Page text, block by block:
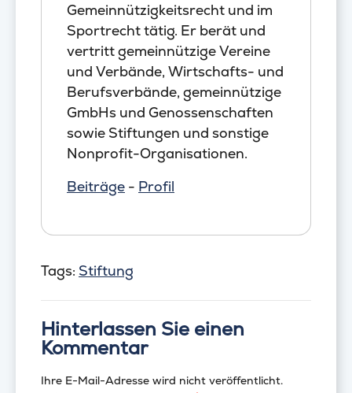
Gemeinnützigkeitsrecht und im
Sportrecht tätig. Er berät und
vertritt gemeinnützige Vereine
und Verbände, Wirtschafts- und
Berufsverbände, gemeinnützige
GmbHs und Genossenschaften
sowie Stiftungen und sonstige
Nonprofit-Organisationen.
Beiträge - Profil
Tags: Stiftung
Hinterlassen Sie einen
Kommentar
Ihre E-Mail-Adresse wird nicht veröffentlicht.